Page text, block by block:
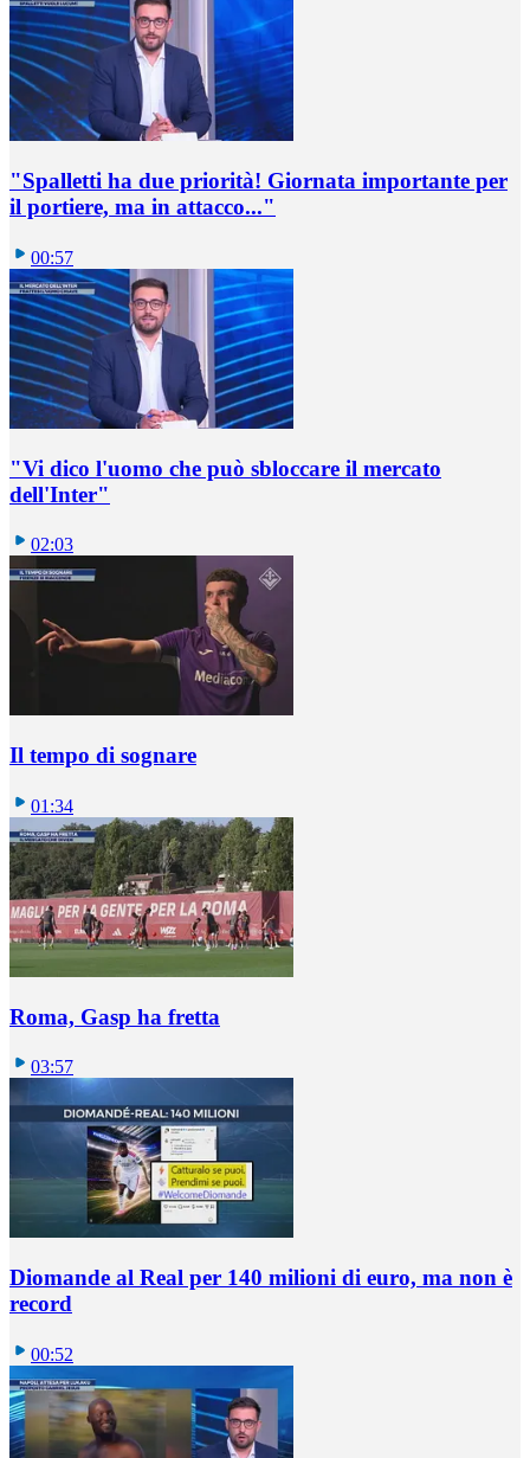
"Spalletti ha due priorità! Giornata importante per
il portiere, ma in attacco..."
00:57
"Vi dico l'uomo che può sbloccare il mercato
dell'Inter"
02:03
Il tempo di sognare
01:34
Roma, Gasp ha fretta
03:57
Diomande al Real per 140 milioni di euro, ma non è
record
00:52